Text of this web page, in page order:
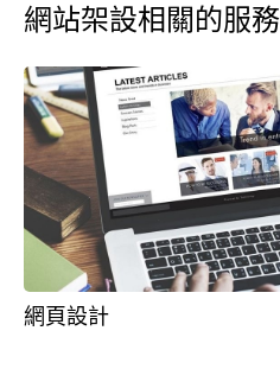
網站架設相關的服務
網頁設計